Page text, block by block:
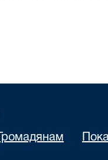
Громадянам